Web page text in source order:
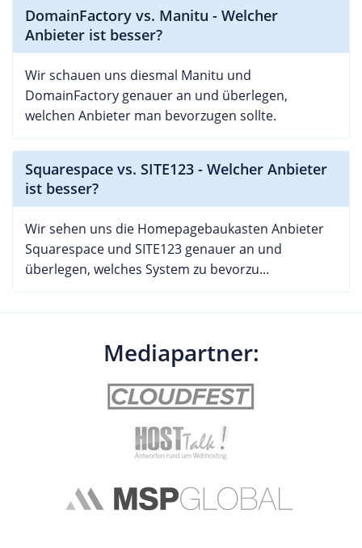
DomainFactory vs. Manitu - Welcher
Anbieter ist besser?
Wir schauen uns diesmal Manitu und
DomainFactory genauer an und überlegen,
welchen Anbieter man bevorzugen sollte.
Squarespace vs. SITE123 - Welcher Anbieter
ist besser?
Wir sehen uns die Homepagebaukasten Anbieter
Squarespace und SITE123 genauer an und
überlegen, welches System zu bevorzu...
Mediapartner: